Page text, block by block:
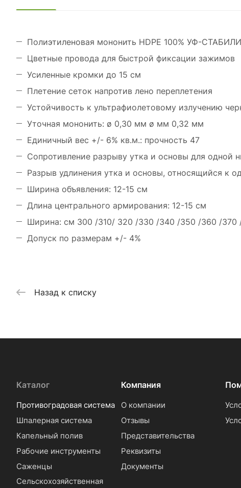
Полиэтиленовая мононить HDPE 100% УФ-
Цветные провода для быстрой фиксации зажимов
Усиленные кромки до 15 см
Плетение сеток напротив лено переплетения
Устойчивость к ультрафиолетовому излучению
Уточная мононить: ø 0,30 мм ø мм 0,32 мм
Единичный вес +/- 6% кв.м.: прочность 47
Сопротивление разрыву утка и основы для одной
Разрыв удлинения утка и основы, относящийся к
Ширина объявления: 12-15 см
Длина центрального армирования: 12-15 см
Ширина: см 300 /310/ 320 /330 /340 /350 /360 /
Допуск по размерам +/- 4%
Назад к списку
Каталог
Противоградовая система
Шпалерная система
Капельный полив
Рабочие инструменты
Саженцы
Сельскохозяйственная
Компания
О компании
Отзывы
Представительства
Реквизиты
Документы